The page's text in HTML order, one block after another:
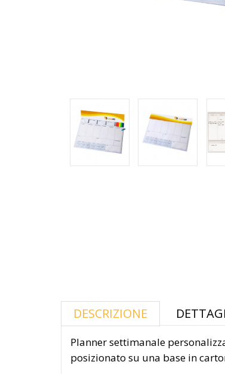
DESCRIZIONE
Planner settimanale
posizionato su una base in